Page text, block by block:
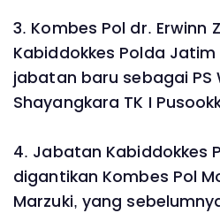
3. Kombes Pol dr. Erwinn
Kabiddokkes Polda
jabatan baru sebagai PS
Shayangkara TK I
4. Jabatan Kabiddokkes
digantikan Kombes Pol
Marzuki, yang